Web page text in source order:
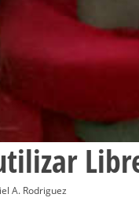
A. Rodriguez